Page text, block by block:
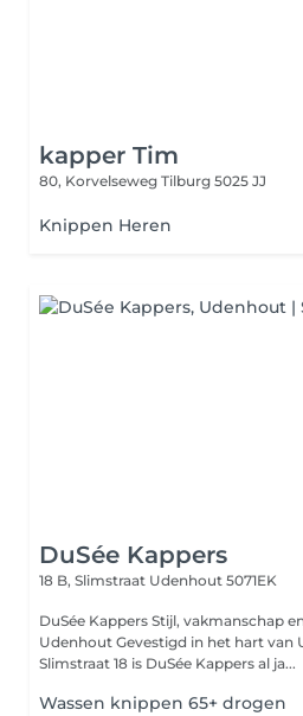
kapper Tim
80, Korvelseweg Tilburg 5025 JJ
Knippen Heren
DuSée Kappers
18 B, Slimstraat Udenhout 5071EK
DuSée Kappers Stijl, vakmanschap en persoonlijke aandacht in
Udenhout Gevestigd in het hart van Udenhout aan de
Slimstraat 18 is DuSée Kappers al ja...
Wassen knippen 65+ drogen